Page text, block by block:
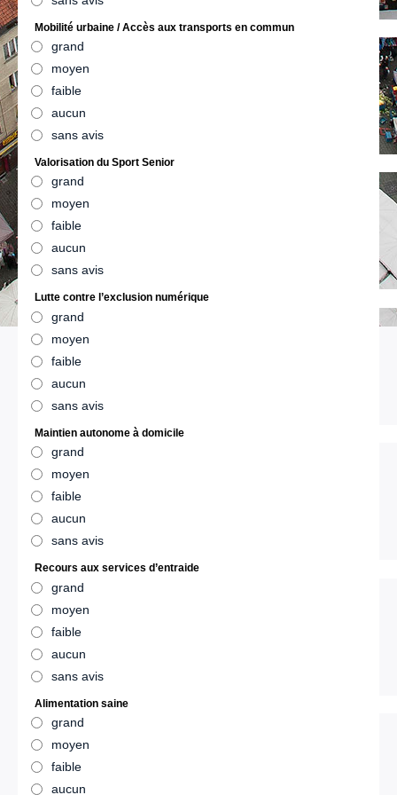
Mobilité urbaine / Accès aux transports en commun
grand
moyen
faible
aucun
sans avis
Valorisation du Sport Senior
grand
moyen
faible
aucun
sans avis
Lutte contre l’exclusion numérique
grand
moyen
faible
aucun
sans avis
Maintien autonome à domicile
grand
moyen
faible
aucun
sans avis
Recours aux services d’entraide
grand
moyen
faible
aucun
sans avis
Alimentation saine
grand
moyen
faible
aucun